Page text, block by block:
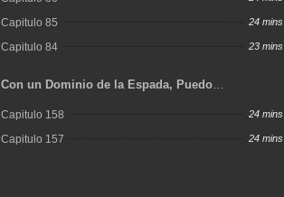
Capitulo 85 24 mins
Capitulo 84 23 mins
Con un Dominio de la Espada, Puedo
Capitulo 158 24 mins
Capitulo 157 24 mins